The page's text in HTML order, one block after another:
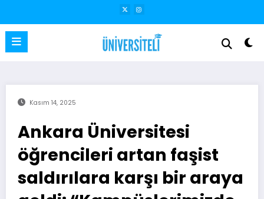
Kasım 14, 2025
Ankara Üniversitesi
öğrencileri artan faşist
saldırılara karşı bir araya